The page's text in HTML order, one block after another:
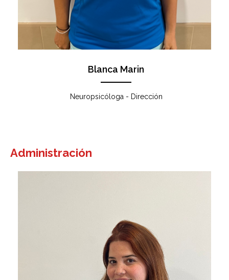
Blanca Marin
Neuropsicóloga - Dirección
Administración